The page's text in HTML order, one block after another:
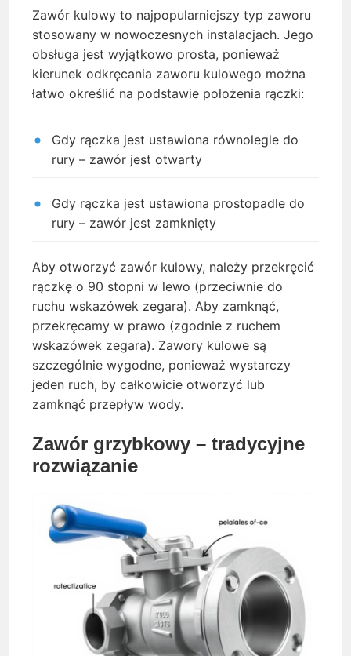
Zawór kulowy to najpopularniejszy typ zaworu
stosowany w nowoczesnych instalacjach. Jego
obsługa jest wyjątkowo prosta, ponieważ
kierunek odkręcania zaworu kulowego można
łatwo określić na podstawie położenia rączki:
Gdy rączka jest ustawiona równolegle do
rury – zawór jest otwarty
Gdy rączka jest ustawiona prostopadle do
rury – zawór jest zamknięty
Aby otworzyć zawór kulowy, należy przekręcić
rączkę o 90 stopni w lewo (przeciwnie do
ruchu wskazówek zegara). Aby zamknąć,
przekręcamy w prawo (zgodnie z ruchem
wskazówek zegara). Zawory kulowe są
szczególnie wygodne, ponieważ wystarczy
jeden ruch, by całkowicie otworzyć lub
zamknąć przepływ wody.
Zawór grzybkowy – tradycyjne
rozwiązanie